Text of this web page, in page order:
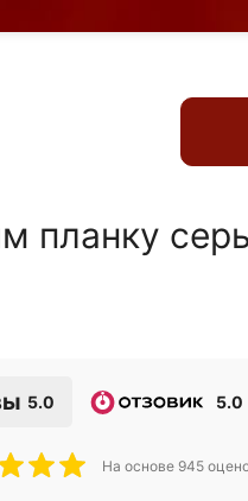
планку
5.0 5.0
На основе 945